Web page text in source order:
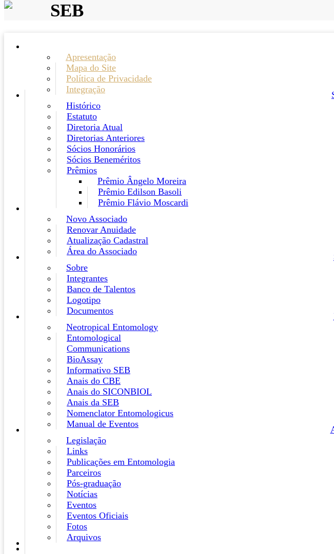
SEB
Apresentação
Mapa do Site
Política de Privacidade
Integração
Histórico
Estatuto
Diretoria Atual
Diretorias Anteriores
Sócios Honorários
Sócios Beneméritos
Prêmios
Prêmio Ângelo Moreira
Prêmio Edilson Basoli
Prêmio Flávio Moscardi
Novo Associado
Renovar Anuidade
Atualização Cadastral
Área do Associado
Sobre
Integrantes
Banco de Talentos
Logotipo
Documentos
Neotropical Entomology
Entomological
Communications
BioAssay
Informativo SEB
Anais do CBE
Anais do SICONBIOL
Anais da SEB
Nomenclator Entomologicus
Manual de Eventos
Legislação
Links
Publicações em Entomologia
Parceiros
Pós-graduação
Notícias
Eventos
Eventos Oficiais
Fotos
Arquivos